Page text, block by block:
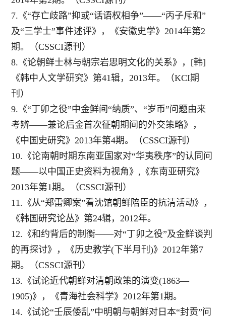
7.《“存亡歧路”抑或“话语权相争”——“丙子斥和”
及“三学士”事件述评》，《安徽史学》2014年第2
期。（CSSCI源刊）
8.《论朝鲜士林与朝宗岩思明文化的关系》，[韩]
《韩中人文学研究》第41辑，2013年。（KCI期
刊）
9.《“丁卯之役”中金鲜间“纳质”、“岁币”问题由来
考辨——兼论后金首次征朝期间的外交策略》，
《中国史研究》2013年第4期。（CSSCI源刊）
10.《论南朝时期东南亚国家对“华夷秩序”的认同问
题——以中国正史资料为视角》,《东南亚研究》
2013年第1期。（CSSCI源刊）
11.《从“郑雷卿案”看沈馆朝鲜陪臣的抗清活动》，
《韩国研究论丛》第24辑，2012年。
12.《和约背后的制衡——对“丁卯之役”及金鲜谈判
的再探讨》，《历史教学(下半月刊)》2012年第7
期。（CSSCI源刊）
13.《试论近代朝鲜对清朝政策的演变(1863—
1905)》，《青海社会科学》2012年第1期。
14.《试论“壬辰倭乱”中明朝与朝鲜对日本“封贡”问